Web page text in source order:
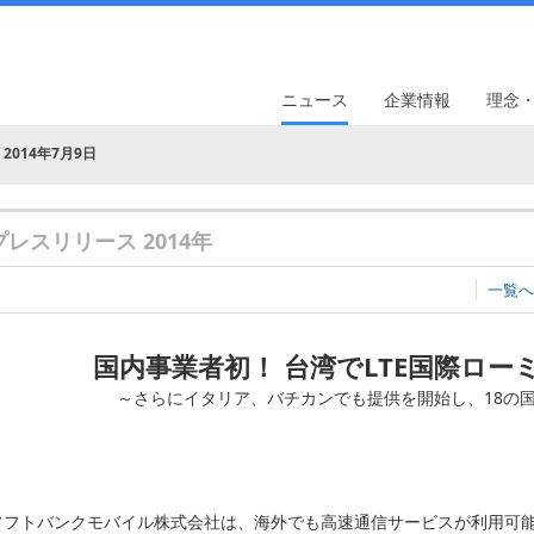
ニュース 企業情報 理念
2014年7月9日
レスリリース 2014年
一覧
国内事業者初！ 台湾でLTE国際ロー
～さらにイタリア、バチカンでも提供を開始し、18の
トバンクモバイル株式会社は、海外でも高速通信サービスが利用可